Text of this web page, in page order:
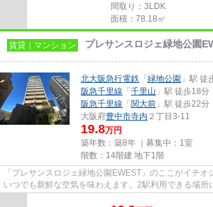
間取り：3LDK
面積：78.18㎡
賃貸｜マンション プレサンスロジェ緑地公園
北大阪急行電鉄 「 緑地公園 」駅 徒
阪急千里線 「 千里山 」駅 徒歩18分
阪急千里線 「 関大前 」駅 徒歩22分
大阪府豊中市寺内 ２丁目3-11
19.8万円
築年数：築8年 ｜募集中： 1室
階数：14階建 地下1階
「プレサンスロジェ緑地公園EWEST」のここがイチ
いつでも新鮮な空気を味わえます。2駅利用できる場所